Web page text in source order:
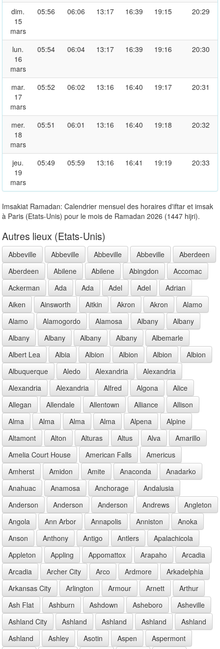
dim.
15
mars
05:56 06:06 13:17 16:39 19:15 20:29
lun.
16
mars
05:54 06:04 13:17 16:39 19:16 20:30
mar.
17
mars
05:52 06:02 13:16 16:40 19:17 20:31
mer.
18
mars
05:51 06:01 13:16 16:40 19:18 20:32
jeu.
19
mars
05:49 05:59 13:16 16:41 19:19 20:33
Imsakiat Ramadan: Calendrier mensuel des horaires d'iftar et imsak
à Paris (Etats-Unis) pour le mois de Ramadan 2026 (1447 hijri).
Autres lieux (Etats-Unis)
Abbeville Abbeville Abbeville Abbeville
Aberdeen
Aberdeen
Abilene Abilene Abingdon
Accomac
Ackerman
Ada Ada Adel Adel
Adrian
Aiken
Ainsworth Aitkin Akron Akron
Alamo
Alamo
Alamogordo Alamosa Albany
Albany
Albany
Albany Albany Albany
Albemarle
Albert Lea
Albia Albion Albion Albion
Albion
Albuquerque
Aledo Alexandria
Alexandria
Alexandria
Alexandria Alfred Algona
Alice
Allegan
Allendale Allentown Alliance
Allison
Alma
Alma Alma Alma Alpena
Alpine
Altamont
Alton Alturas Altus Alva
Amarillo
Amelia Court House
American Falls
Americus
Amherst
Amidon Amite Anaconda
Anadarko
Anahuac
Anamosa Anchorage
Andalusia
Anderson
Anderson Anderson Andrews
Angleton
Angola
Ann Arbor Annapolis Anniston
Anoka
Anson
Anthony Antigo Antlers
Apalachicola
Appleton
Appling Appomattox Arapaho
Arcadia
Arcadia
Archer City Arco Ardmore
Arkadelphia
Arkansas City
Arlington Armour Arnett
Arthur
Ash Flat
Ashburn Ashdown Asheboro
Asheville
Ashland City
Ashland Ashland Ashland
Ashland
Ashland
Ashley Asotin Aspen
Aspermont